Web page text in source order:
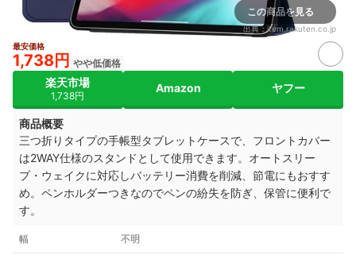
この商品を見る
出典： item.rakuten.co.jp
最安価格
1,738円 やや低価格
楽天市場
1,738円
Amazon ヤフー
商品概要
三つ折りタイプの手帳型タブレットケースで、フロントカバー
は2WAY仕様のスタンドとして使用できます。オートスリー
プ・ウェイクに対応しバッテリー消費を削減、節電にもおすす
め。ペンホルダーつきなのでペンの紛失を防ぎ、保管に便利で
す。
幅 不明